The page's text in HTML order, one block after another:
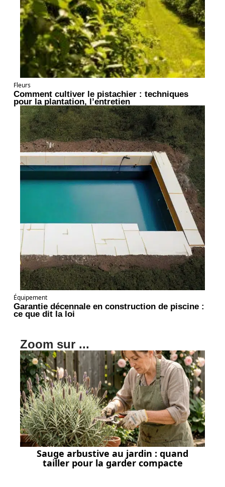
Fleurs
Comment cultiver le pistachier : techniques
pour la plantation, l’entretien
Équipement
Garantie décennale en construction de piscine :
ce que dit la loi
Zoom sur ...
Sauge arbustive au jardin : quand
tailler pour la garder compacte